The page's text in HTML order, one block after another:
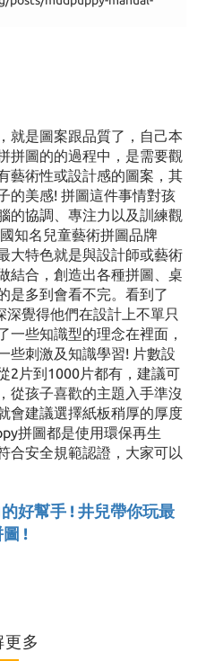
就是圖案跟品質了，自己本
拼圖的的過程中，是需要觀
藝術性或設計感的圖案，其
的美感! 拼圖這件事情對孩
的協調、專注力以及訓練觀
知名兒童藝術拼圖品牌
大特色就是與設計師或藝術
結合，創造出各種拼圖、桌
是多到會看不完。看到了
覺得他們在設計上不單只
一些知識型的理念在裡面，
些刺激及知識學習! 片數設
2片到1000片都有，建議可
從孩子喜歡的主題入手準沒
會建議選擇紙板稍厚的厚度
拼圖都是使用環保再生
合安全規範認證，大家可以
好幫手 ! 井兒帶你玩最
!
更多